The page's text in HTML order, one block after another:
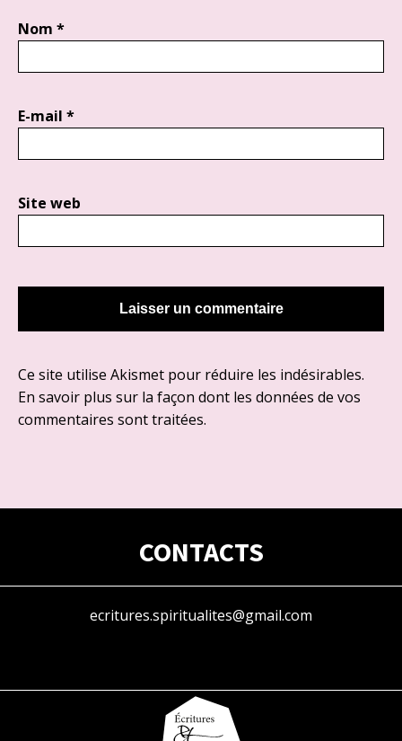
Nom *
E-mail *
Site web
Ce site utilise Akismet pour réduire les indésirables.
En savoir plus sur la façon dont les données de vos
commentaires sont traitées.
CONTACTS
ecritures.spiritualites@gmail.com